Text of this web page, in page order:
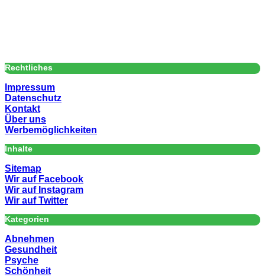
Rechtliches
Impressum
Datenschutz
Kontakt
Über uns
Werbemöglichkeiten
Inhalte
Sitemap
Wir auf Facebook
Wir auf Instagram
Wir auf Twitter
Kategorien
Abnehmen
Gesundheit
Psyche
Schönheit